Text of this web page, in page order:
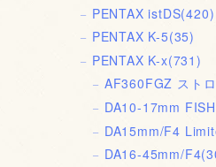
PENTAX istDS(420)
PENTAX K-5(35)
PENTAX K-x(731)
AF360FGZ スト
DA10-17mm
DA15mm/F4
DA16-45mm/F4